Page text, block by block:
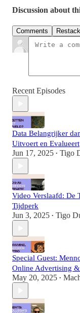
Discussion about
Comments
Recent Episodes
Data Belangrijker
Uitvoert en Evalueert
Jun 17, 2025 • Tigo
Video Verslaafd: De
Tijdperk
Jun 3, 2025 • Tigo
Special Guest:
Online Advertising
May 20, 2025 •